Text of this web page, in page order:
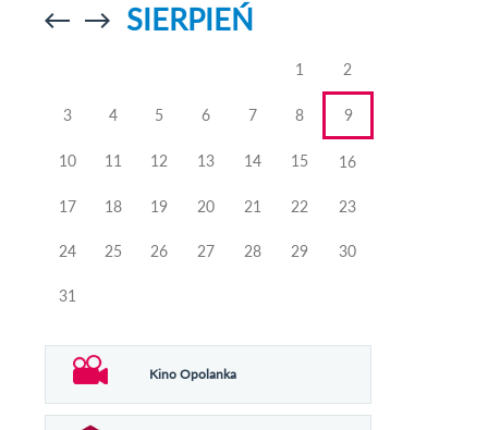
Przejdź doPrzejdź do
SIERPIEŃ
1 2
3 4 5 6 7 8 9
10 11 12 13 14 15 16
17 18 19 20 21 22 23
24 25 26 27 28 29 30
31
Kino Opolanka